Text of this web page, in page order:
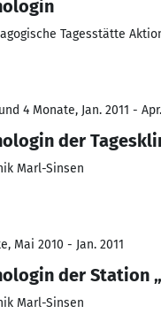
Tagesstätte
4 Monate, Jan. 2011 -
der
Marl-Sinsen
Mai 2010 - Jan. 2011
der Station
Marl-Sinsen